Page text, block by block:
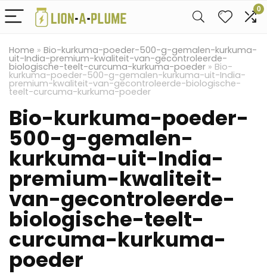
0
Home » Bio-kurkuma-poeder-500-g-gemalen-kurkuma-
uit-India-premium-kwaliteit-van-gecontroleerde-
biologische-teelt-curcuma-kurkuma-poeder » Bio-
kurkuma-poeder-500-g-gemalen-kurkuma-uit-India-
premium-kwaliteit-van-gecontroleerde-biologische-
teelt-curcuma-kurkuma-poeder
Bio-kurkuma-poeder-
500-g-gemalen-
kurkuma-uit-India-
premium-kwaliteit-
van-gecontroleerde-
biologische-teelt-
curcuma-kurkuma-
poeder